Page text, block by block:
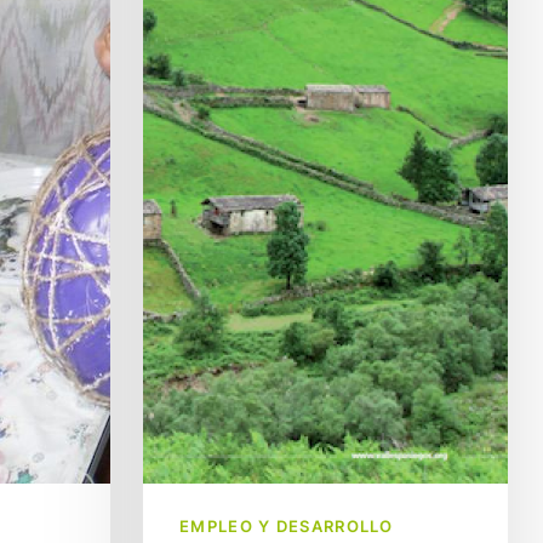
EMPLEO Y DESARROLLO